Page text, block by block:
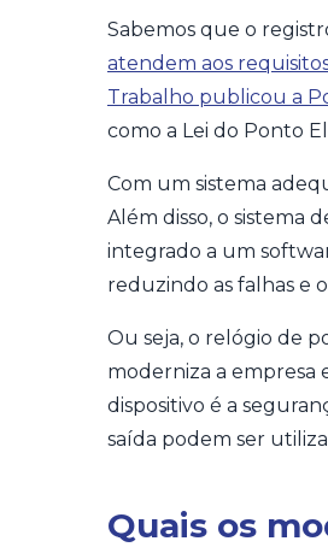
Sabemos que o
atendem aos
Trabalho publicou a
como a Lei do Ponto
Com um sistema
Além disso, o sistema
integrado a um
reduzindo as falhas e
Ou seja, o relógio de
moderniza a empresa
dispositivo é a
saída podem ser
Quais os